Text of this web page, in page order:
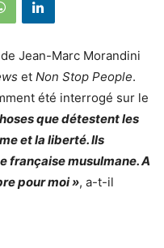
Jean-Marc Morandini
et Non Stop People.
été interrogé sur le
que détestent les
et la liberté. Ils
française musulmane. A
pour moi », a-t-il